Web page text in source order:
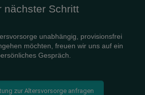
nächster Schritt
unabhängig, provisionsfrei
möchten, freuen wir uns auf ein
Gespräch.
zur Altersvorsorge anfragen